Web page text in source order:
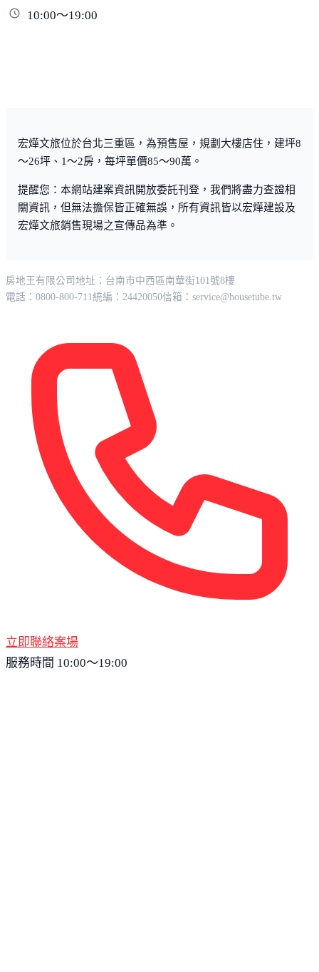
10:00～19:00
宏燁文旅位於台北三重區，為預售屋，規劃大樓店住，建坪8
～26坪、1～2房，每坪單價85～90萬。
提醒您：本網站建案資訊開放委託刊登，我們將盡力查證相
關資訊，但無法擔保皆正確無誤，所有資訊皆以宏燁建設及
宏燁文旅銷售現場之宣傳品為準。
房地王有限公司 地址：台南市中西區南華街101號8樓
電話：0800-800-711統編：24420050信箱： service@housetube.tw
立即聯絡案場
服務時間 10:00～19:00